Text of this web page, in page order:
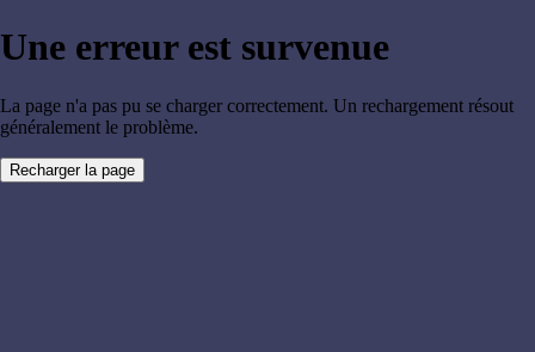
Une erreur est survenue
La page n'a pas pu se charger correctement. Un rechargement résout
généralement le problème.
Recharger la page